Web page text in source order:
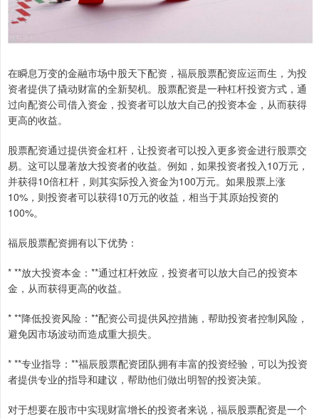
在瞬息万变的金融市场中股天下配资，福辰股票配资应运而生，为投
资者提供了撬动财富的全新契机。股票配资是一种杠杆投资方式，通
过向配资公司借入资金，投资者可以放大自己的投资本金，从而获得
更高的收益。
股票配资通过提供资金杠杆，让投资者可以投入更多资金进行股票交
易。这可以显著放大投资者的收益。例如，如果投资者投入10万元，
并获得10倍杠杆，则其实际投入资金为100万元。如果股票上涨
10%，则投资者可以获得10万元的收益，相当于其原始投资的
100%。
福辰股票配资拥有以下优势：
* **放大投资本金：**通过杠杆效应，投资者可以放大自己的投资本
金，从而获得更高的收益。
* **降低投资风险：**配资公司提供风控措施，帮助投资者控制风险，
避免因市场波动而造成重大损失。
* **专业指导：**福辰股票配资团队拥有丰富的投资经验，可以为投资
者提供专业的指导和建议，帮助他们做出明智的投资决策。
对于想要在股市中实现财富增长的投资者来说，福辰股票配资是一个